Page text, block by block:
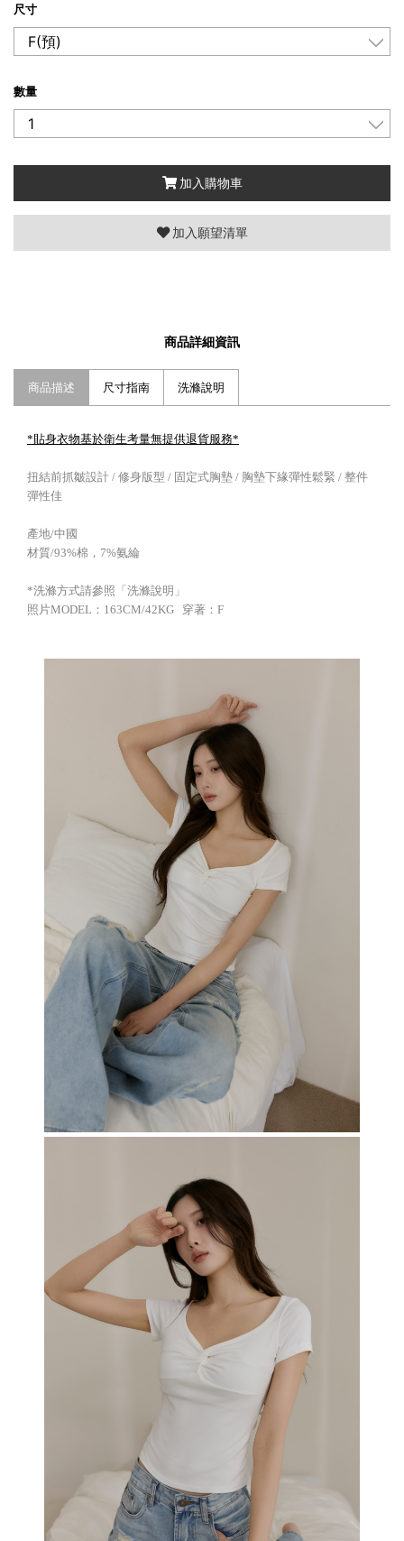
尺寸
數量
加入購物車
加入願望清單
商品詳細資訊
商品描述 尺寸指南 洗滌說明
*貼身衣物基於衛生考量無提供退貨服務*
扭結前抓皺設計 / 修身版型 / 固定式胸墊 / 胸墊下緣彈性鬆緊 / 整件
彈性佳
產地/中國
材質/93%棉，7%氨綸
*洗滌方式請參照「洗滌說明」
照片MODEL：163CM/42KG 穿著：F